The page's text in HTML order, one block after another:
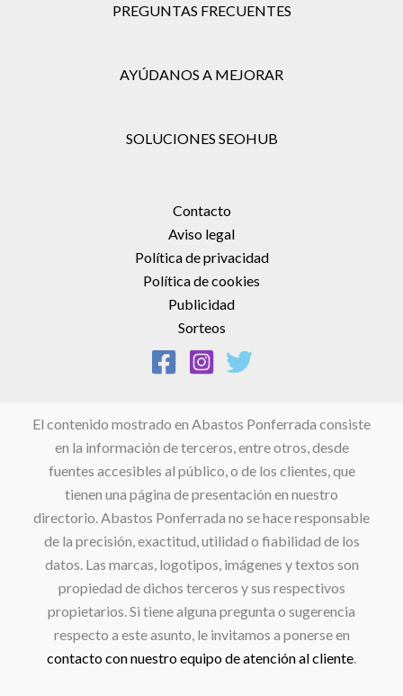
PREGUNTAS FRECUENTES
AYÚDANOS A MEJORAR
SOLUCIONES SEOHUB
Contacto
Aviso legal
Política de privacidad
Política de cookies
Publicidad
Sorteos
El contenido mostrado en Abastos Ponferrada consiste
en la información de terceros, entre otros, desde
fuentes accesibles al público, o de los clientes, que
tienen una página de presentación en nuestro
directorio. Abastos Ponferrada no se hace responsable
de la precisión, exactitud, utilidad o fiabilidad de los
datos. Las marcas, logotipos, imágenes y textos son
propiedad de dichos terceros y sus respectivos
propietarios. Si tiene alguna pregunta o sugerencia
respecto a este asunto, le invitamos a ponerse en
contacto con nuestro equipo de atención al cliente.